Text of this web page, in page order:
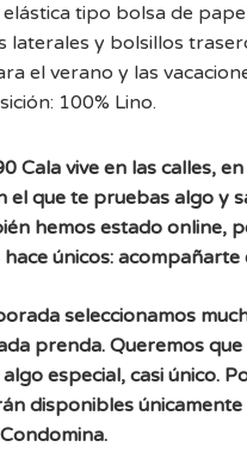
tipo bolsa de
laterales y bolsillos
el verano y las
100% Lino.
Cala vive en las calles,
el que te pruebas algo y
hemos estado online,
únicos: acompañarte
seleccionamos
prenda. Queremos
especial, casi único.
disponibles únicamente